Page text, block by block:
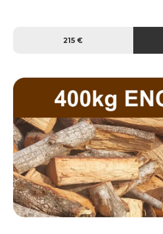
215 €